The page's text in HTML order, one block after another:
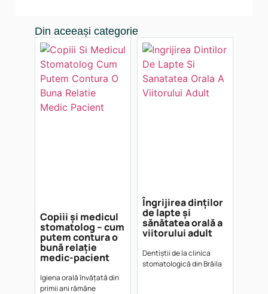
Din aceeași categorie
Copiii și medicul
stomatolog – cum
putem contura o
bună relație
medic-pacient
Igiena orală învățată din
primii ani rămâne
Îngrijirea dinților
de lapte și
sănătatea orală a
viitorului adult
Dentiștii de la clinica
stomatologică din Brăila